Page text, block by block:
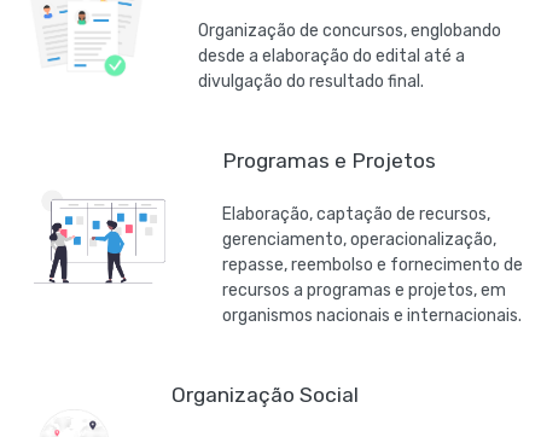
Organização de concursos, englobando
desde a elaboração do edital até a
divulgação do resultado final.
Programas e Projetos
Elaboração, captação de recursos,
gerenciamento, operacionalização,
repasse, reembolso e fornecimento de
recursos a programas e projetos, em
organismos nacionais e internacionais.
Organização Social